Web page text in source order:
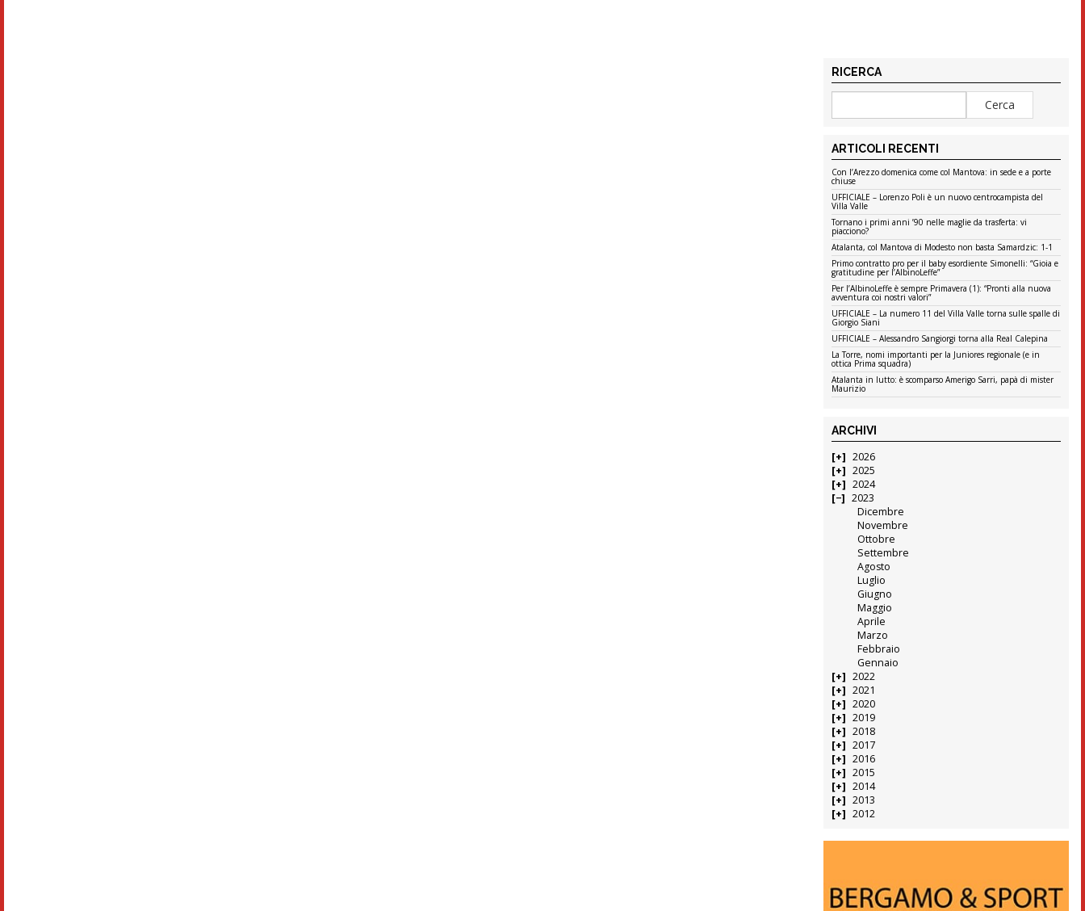
RICERCA
ARTICOLI RECENTI
Con l’Arezzo domenica come col Mantova: in sede e a porte
chiuse
UFFICIALE – Lorenzo Poli è un nuovo centrocampista del
Villa Valle
Tornano i primi anni ’90 nelle maglie da trasferta: vi
piacciono?
Atalanta, col Mantova di Modesto non basta Samardzic: 1-1
Primo contratto pro per il baby esordiente Simonelli: “Gioia e
gratitudine per l’AlbinoLeffe”
Per l’AlbinoLeffe è sempre Primavera (1): “Pronti alla nuova
avventura coi nostri valori”
UFFICIALE – La numero 11 del Villa Valle torna sulle spalle di
Giorgio Siani
UFFICIALE – Alessandro Sangiorgi torna alla Real Calepina
La Torre, nomi importanti per la Juniores regionale (e in
ottica Prima squadra)
Atalanta in lutto: è scomparso Amerigo Sarri, papà di mister
Maurizio
ARCHIVI
2026
2025
2024
2023
Dicembre
Novembre
Ottobre
Settembre
Agosto
Luglio
Giugno
Maggio
Aprile
Marzo
Febbraio
Gennaio
2022
2021
2020
2019
2018
2017
2016
2015
2014
2013
2012